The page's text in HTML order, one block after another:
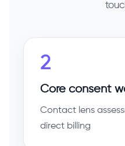
2
Core consent
Contact lens
direct billing